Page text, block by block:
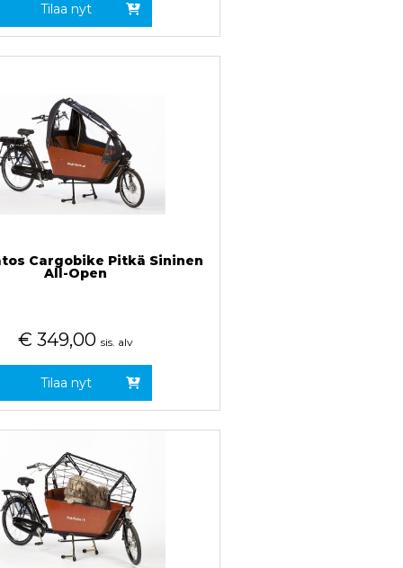
Tilaa nyt
Cargobike Pitkä Sininen
All-Open
€ 349,00 sis. alv
Tilaa nyt